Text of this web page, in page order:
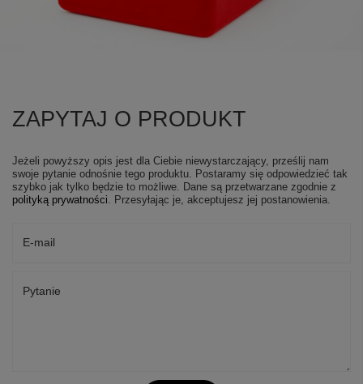
ZAPYTAJ O PRODUKT
Jeżeli powyższy opis jest dla Ciebie niewystarczający, prześlij nam
swoje pytanie odnośnie tego produktu. Postaramy się odpowiedzieć tak
szybko jak tylko będzie to możliwe. Dane są przetwarzane zgodnie z
polityką prywatności. Przesyłając je, akceptujesz jej postanowienia.
E-mail
Pytanie